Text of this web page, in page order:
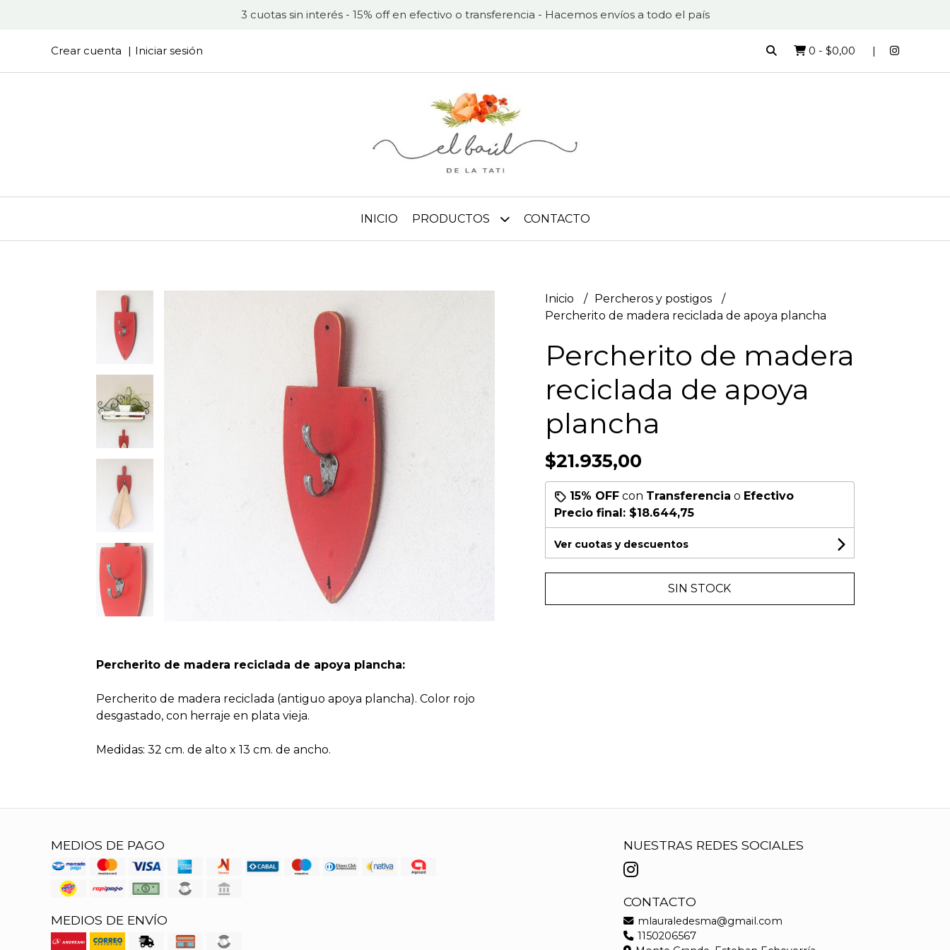
3 cuotas sin interés - 15% off en efectivo o transferencia - Hacemos envíos a todo el país
Crear cuenta Iniciar sesión 0 - $0,00
INICIO PRODUCTOS CONTACTO
Percherito de madera reciclada de apoya plancha:
Percherito de madera reciclada (antiguo apoya plancha). Color rojo
desgastado, con herraje en plata vieja.
Medidas: 32 cm. de alto x 13 cm. de ancho.
Inicio
Percheros y postigos
Percherito de madera reciclada de apoya plancha
Percherito de madera
reciclada de apoya
plancha
$21.935,00
15% OFFcon Transferencia o Efectivo
Precio final: $18.644,75
Ver cuotas y descuentos
SIN STOCK
MEDIOS DE PAGO
MEDIOS DE ENVÍO
NUESTRAS REDES SOCIALES
CONTACTO
mlauraledesma@gmail.com
1150206567